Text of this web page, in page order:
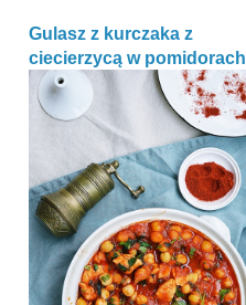
Gulasz z kurczaka z
ciecierzycą w pomidorach